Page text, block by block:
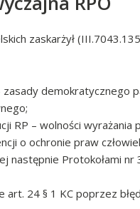
zaskarżył
demokratycznego
RP – wolności wyrażania
o ochronie praw
następnie Protokołami
art. 24 § 1 KC poprzez